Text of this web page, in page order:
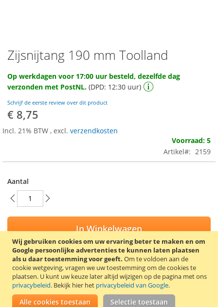
Wij gebruiken cookies om uw ervaring beter te maken en om
Google persoonlijke advertenties te kunnen laten plaatsen
als u daar toestemming voor geeft. Om te voldoen aan de
cookie wetgeving, vragen we uw toestemming om de cookies te
plaatsen. U kunt uw keuze later altijd wijzigen op de pagina met ons
privacybeleid. Bekijk hier het privacybeleid van Google.
Alle cookies toestaan Selectie toestaan
Ga
naar
het
begin
van
de
afbeeldingen-
gallerij
Zijsnijtang 190 mm Toolland
Op werkdagen voor 17:00 uur besteld, dezelfde dag
verzonden met PostNL. (DPD: 12:30 uur)
Schrijf de eerste review over dit product
€ 8,75
Incl. 21% BTW , excl. verzendkosten
Voorraad: 5
Artikel
2159
Aantal
In Winkelwagen
VOEG TOE AAN VERLANGLIJST
TOEVOEGEN OM TE VERGELIJKEN